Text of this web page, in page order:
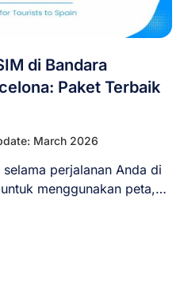
di Bandara
Paket Terbaik
March 2026
perjalanan Anda di
menggunakan peta,